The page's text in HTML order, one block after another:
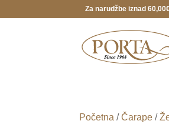
Za narudžbe iznad
Početna /Čarape /